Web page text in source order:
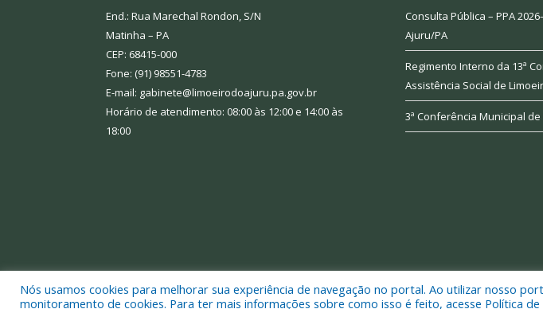
End.: Rua Marechal Rondon, S/N
Matinha – PA
CEP: 68415-000
Fone: (91) 98551-4783
E-mail: gabinete@limoeirodoajuru.pa.gov.br
Horário de atendimento: 08:00 às 12:00 e 14:00 às
18:00
Consulta Pública – PPA
Ajuru/PA
Regimento Interno da 13ª
Assistência Social de
3ª Conferência Municipal
Todos os direitos reservados a Prefeitura Municipal de Limoeiro do Ajuru.
Nós usamos cookies para melhorar sua experiência de navegação no portal. Ao utilizar nosso
monitoramento de cookies. Para ter mais informações sobre como isso é feito, acesse Política de